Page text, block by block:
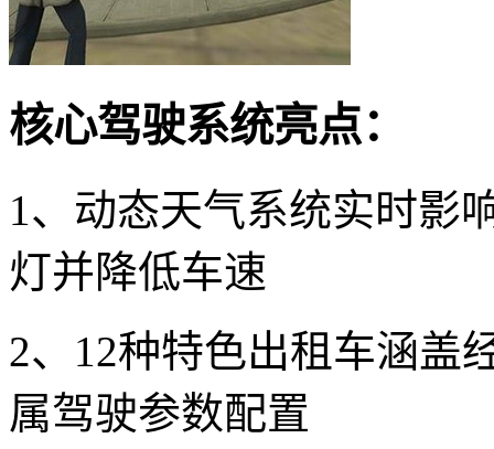
核心驾驶系统亮点：
1、动态天气系统实时影
灯并降低车速
2、12种特色出租车涵盖
属驾驶参数配置